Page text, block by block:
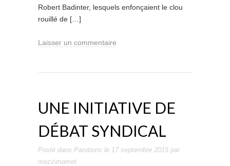
Robert Badinter, lesquels enfonçaient le clou
rouillé de […]
Laisser un commentaire
UNE INITIATIVE DE
DÉBAT SYNDICAL
Posté dans Parutions le 17 septembre 2015 par
mezzimamet.